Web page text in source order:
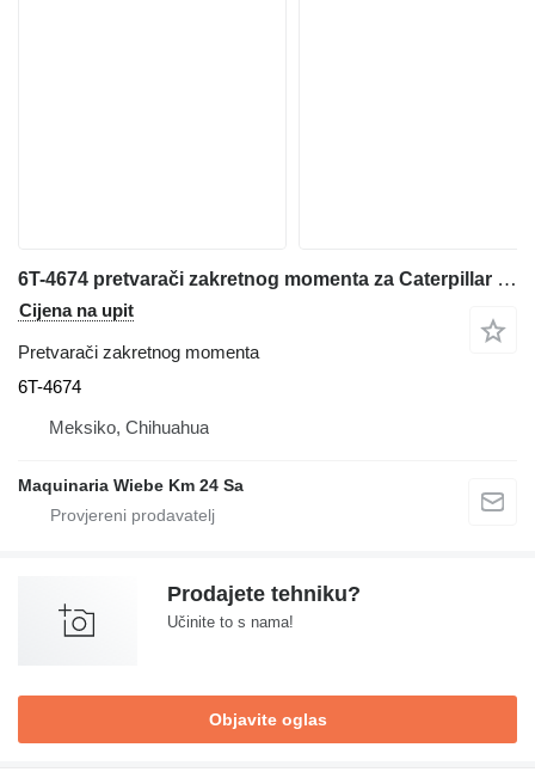
6T-4674 pretvarači zakretnog momenta za Caterpillar 772B,773B dampera sa krutom šasijom
Cijena na upit
Pretvarači zakretnog momenta
6T-4674
Meksiko, Chihuahua
Maquinaria Wiebe Km 24 Sa
Prodajete tehniku?
Učinite to s nama!
Objavite oglas